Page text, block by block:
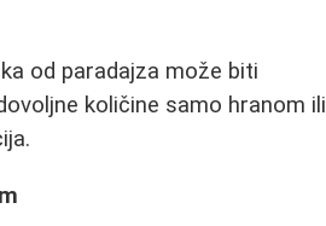
od paradajza može biti
količine samo hranom ili